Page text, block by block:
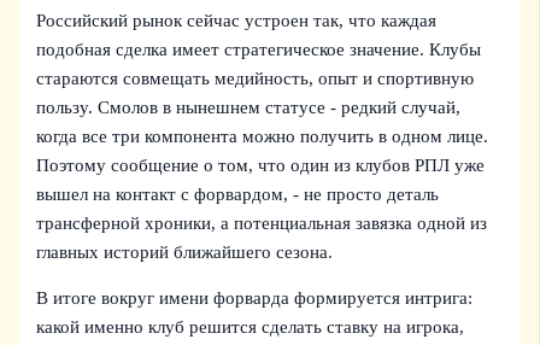
Российский рынок сейчас устроен так, что каждая
подобная сделка имеет стратегическое значение. Клубы
стараются совмещать медийность, опыт и спортивную
пользу. Смолов в нынешнем статусе - редкий случай,
когда все три компонента можно получить в одном лице.
Поэтому сообщение о том, что один из клубов РПЛ уже
вышел на контакт с форвардом, - не просто деталь
трансферной хроники, а потенциальная завязка одной из
главных историй ближайшего сезона.
В итоге вокруг имени форварда формируется интрига:
какой именно клуб решится сделать ставку на игрока,